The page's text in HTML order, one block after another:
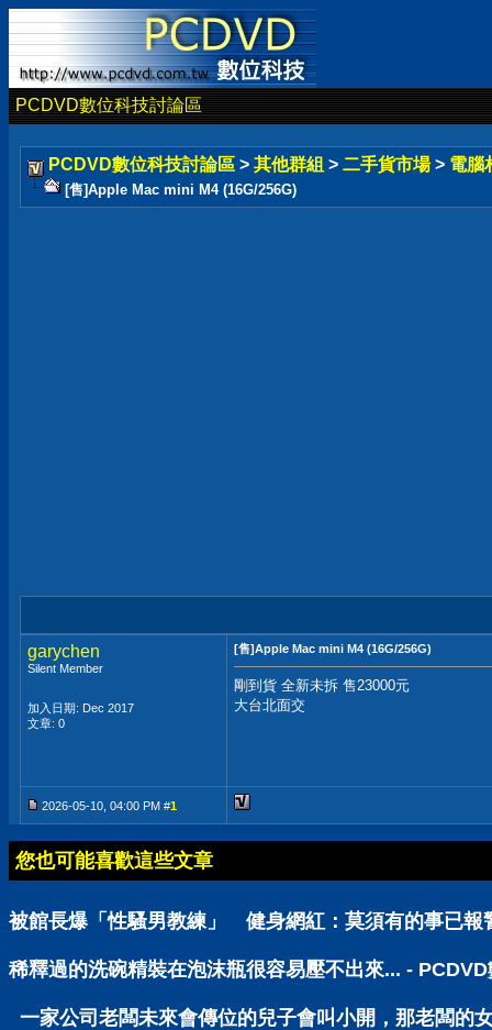
PCDVD數位科技討論區
PCDVD數位科技討論區 > 其他群組 > 二手貨市場 > 電腦
[售]Apple Mac mini M4 (16G/256G)
garychen
Silent Member
加入日期: Dec 2017
文章: 0
[售]Apple Mac mini M4 (16G/256G)
剛到貨 全新未拆 售23000元
大台北面交
2026-05-10, 04:00 PM #1
您也可能喜歡這些文章
被館長爆「性騷男教練」 健身網紅：莫須有的事已報
稀釋過的洗碗精裝在泡沫瓶很容易壓不出來... -
一家公司老闆未來會傳位的兒子會叫小開，那老闆的